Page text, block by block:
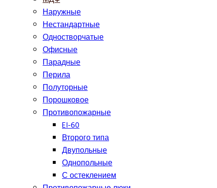
Наружные
Нестандартные
Одностворчатые
Офисные
Парадные
Перила
Полуторные
Порошковое
Противопожарные
EI-60
Второго типа
Двупольные
Однопольные
С остеклением